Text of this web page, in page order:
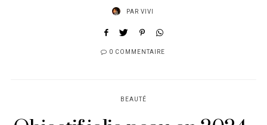
PAR VIVI
0 COMMENTAIRE
BEAUTÉ